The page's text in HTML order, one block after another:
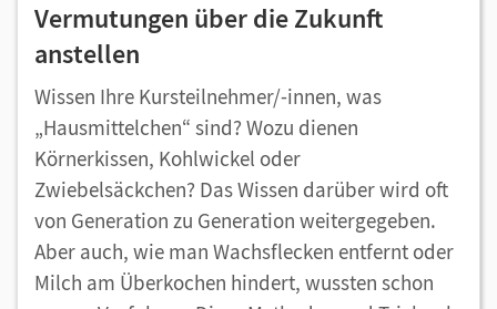
Vermutungen über die Zukunft
anstellen
Wissen Ihre Kursteilnehmer/-innen, was
„Hausmittelchen“ sind? Wozu dienen
Körnerkissen, Kohlwickel oder
Zwiebelsäckchen? Das Wissen darüber wird oft
von Generation zu Generation weitergegeben.
Aber auch, wie man Wachsflecken entfernt oder
Milch am Überkochen hindert, wussten schon